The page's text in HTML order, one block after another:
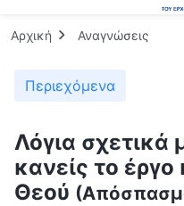
Αρχική Αναγνώσεις
Περιεχόμενα
Λόγια σχετικά
κανείς το έργο
Θεού